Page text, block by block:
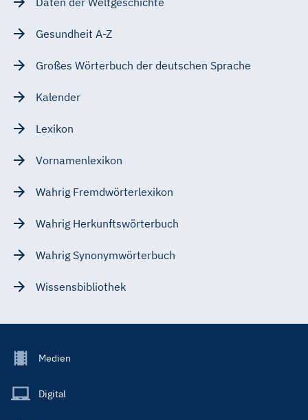
Gesundheit A-Z
Großes Wörterbuch der deutschen Sprache
Kalender
Lexikon
Vornamenlexikon
Wahrig Fremdwörterlexikon
Wahrig Herkunftswörterbuch
Wahrig Synonymwörterbuch
Wissensbibliothek
Footer
Main
Medien
Digital